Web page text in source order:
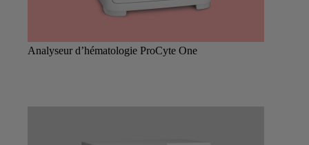
Analyseur d’hématologie ProCyte One